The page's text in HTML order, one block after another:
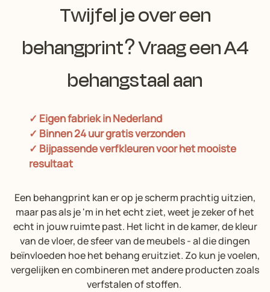
Twijfel je over een
behangprint? Vraag een A4
behangstaal aan
✓ Eigen fabriek in Nederland
✓ Binnen 24 uur gratis verzonden
✓ Bijpassende verfkleuren voor het mooiste
resultaat
Een behangprint kan er op je scherm prachtig uitzien,
maar pas als je 'm in het echt ziet, weet je zeker of het
echt in jouw ruimte past. Het licht in de kamer, de kleur
van de vloer, de sfeer van de meubels - al die dingen
beïnvloeden hoe het behang eruitziet. Zo kun je voelen,
vergelijken en combineren met andere producten zoals
verfstalen of stoffen.